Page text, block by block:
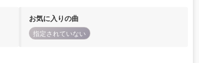
お気に入りの曲
指定されていない